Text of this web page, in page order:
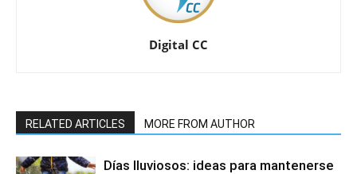
Digital CC
RELATED ARTICLES MORE FROM AUTHOR
Días lluviosos: ideas para mantenerse